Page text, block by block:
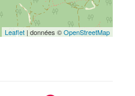
Leaflet| données ©OpenStreetMap